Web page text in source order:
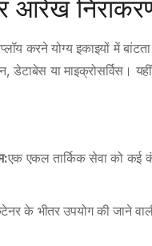
आरेख
करने योग्य इकाइयों में
डेटाबेस या माइक्रोसर्विस।
एक एकल तार्किक सेवा को कई
के भीतर उपयोग की जाने